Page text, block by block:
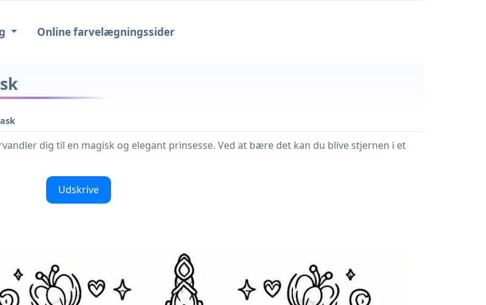
Online farvelægningssider
dig til en magisk og elegant prinsesse. Ved at bære det kan du blive stjernen i et
Udskrive